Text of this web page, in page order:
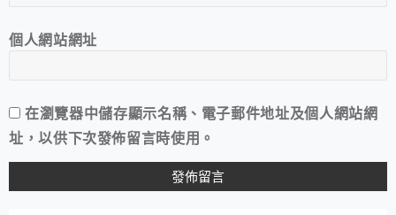
個人網站網址
在瀏覽器中儲存顯示名稱、電子郵件地址及個人網站網
址，以供下次發佈留言時使用。